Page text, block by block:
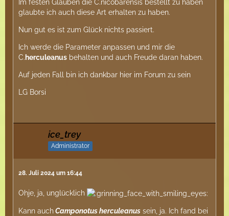
Im festen Glauben die C.nicobarensis bestellt zu haben
glaubte ich auch diese Art erhalten zu haben.
Nun gut es ist zum Glück nichts passiert.
Ich werde die Parameter anpassen und mir die
C.herculeanus behalten und auch Freude daran haben.
Auf jeden Fall bin ich dankbar hier im Forum zu sein
LG Borsi
ice_trey
Administrator
28. Juli 2024 um 16:44
Ohje, ja, unglücklich
Kann auchCamponotus herculeanus sein, ja. Ich fand bei